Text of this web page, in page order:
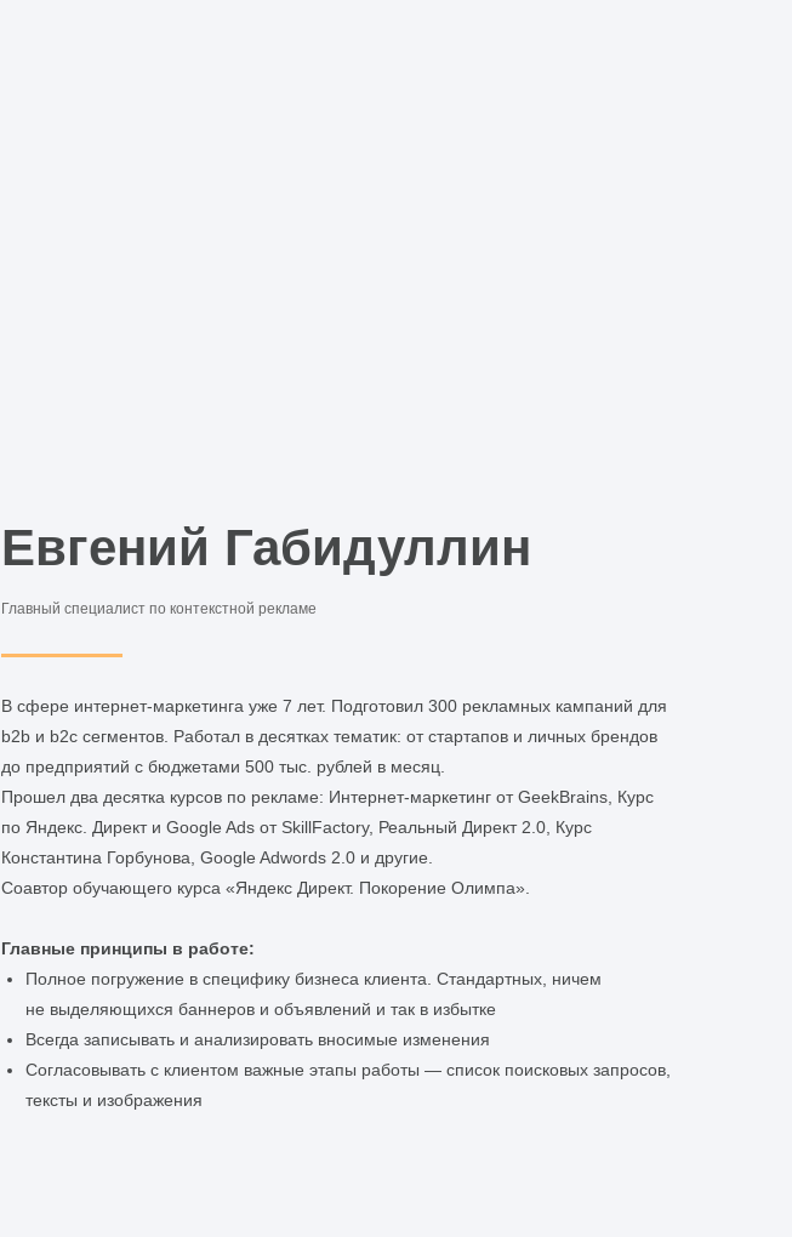
Евгений Габидуллин
Главный специалист по контекстной рекламе
В сфере интернет-маркетинга уже 7 лет. Подготовил 300 рекламных кампаний для
b2b и b2c сегментов. Работал в десятках тематик: от стартапов и личных брендов
до предприятий с бюджетами 500 тыс. рублей в месяц.
Прошел два десятка курсов по рекламе: Интернет-маркетинг от GeekBrains, Курс
по Яндекс. Директ и Google Ads от SkillFactory, Реальный Директ 2.0, Курс
Константина Горбунова, Google Adwords 2.0 и другие.
Соавтор обучающего курса «Яндекс Директ. Покорение Олимпа».
Главные принципы в работе:
Полное погружение в специфику бизнеса клиента. Стандартных, ничем
не выделяющихся баннеров и объявлений и так в избытке
Всегда записывать и анализировать вносимые изменения
Согласовывать с клиентом важные этапы работы — список поисковых запросов,
тексты и изображения